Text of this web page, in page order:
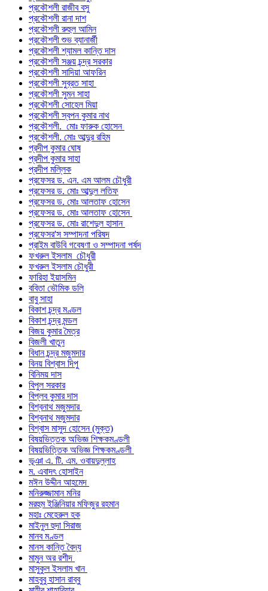
প্রকৌশলী রাজীব বসু
প্রকৌশলী রানা দাশ
প্রকৌশলী রুহুল আমিন
প্রকৌশলী শুভ ব্যানার্জী
প্রকৌশলী শ্যামল কান্তি দাস
প্রকৌশলী সঞ্জয় চন্দ্র সরকার
প্রকৌশলী সাদিয়া আফরিন
প্রকৌশলী সুব্রত সাহা
প্রকৌশলী সুমন সাহা
প্রকৌশলী সোহেল মিয়া
প্রকৌশলী স্বপন কুমার নাথ
প্রকৌশলী. মোঃ ফারুক হোসেন
প্রকৌশলী. মোঃ আব্দুর রহিম
প্রদীপ কুমার ঘোষ
প্রদীপ কুমার সাহা
প্রদীপ মল্লিক
প্রফেসর ড. এন. এম আলম চৌধুরী
প্রফেসর ড. মোঃ আব্দুল লতিফ
প্রফেসর ড. মোঃ আলতাফ হোসেন
প্রফেসর ড. মোঃ আলতাফ হোসেন
প্রফেসর ড. মোঃ রাশেদুল হাসান
প্রফেসর'স সম্পাদনা পরিষদ
প্রাইম বাউবি গবেষণা ও সম্পাদনা পর্ষদ
ফখরুল ইসলাম চৌধুরী
ফখরুল ইসলাম চৌধুরী
ফারিহা ইয়াসমিন
ববিতা ভৌমিক ডলি
বাবু সাহা
বিকাশ চন্দ্র মণ্ডল
বিকাশ চন্দ্র মন্ডল
বিজয় কুমার মৈত্র
বিজলী খাতুন
বিধান চন্দ্র মজুমদার
বিনয় বিশ্বাস দিপু
বিনিময় দাস
বিপুল সরকার
বিপ্লব কুমার দাস
বিশ্বনাথ মজুমদার
বিশ্বনাথ মজুমদার
বিশ্বাস মাসুদ হোসেন (মুক্ত)
বিষয়ভিত্তক অভিজ্ঞ শিক্ষকমণ্ডলী
বিষয়ভিত্তিক অভিজ্ঞ শিক্ষকমণ্ডলী
ভূঞা এ. টি. এম. ওবায়দুল্লাহ
ম. এবাদৎ হোসাইন
মঈন উদ্দীন আহমেদ
মনিরুজ্জামান মনির
মরহুম ইঞ্জিনিয়ার মফিজুর রহমান
মহাঃ মেহেরুল হক
মাইনুল হুদা সিরাজ
মানব মণ্ডল
মানস কান্তি বৈদ্য
মামুন অর রশীদ
মাসুকুল ইসলাম খান
মাহবুবু হাসান রাব্বু